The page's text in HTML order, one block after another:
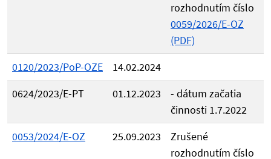
rozhodnutím číslo
0059/2026/E-OZ
(PDF)
0120/2023/PoP-OZE
14.02.2024
0624/2023/E-PT
01.12.2023
- dátum začatia
činnosti 1.7.2022
0053/2024/E-OZ
25.09.2023
Zrušené
rozhodnutím číslo